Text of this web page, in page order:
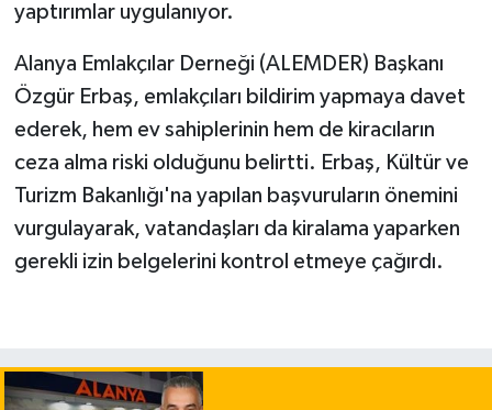
yaptırımlar uygulanıyor.
Alanya Emlakçılar Derneği (ALEMDER) Başkanı
Özgür Erbaş, emlakçıları bildirim yapmaya davet
ederek, hem ev sahiplerinin hem de kiracıların
ceza alma riski olduğunu belirtti. Erbaş, Kültür ve
Turizm Bakanlığı'na yapılan başvuruların önemini
vurgulayarak, vatandaşları da kiralama yaparken
gerekli izin belgelerini kontrol etmeye çağırdı.